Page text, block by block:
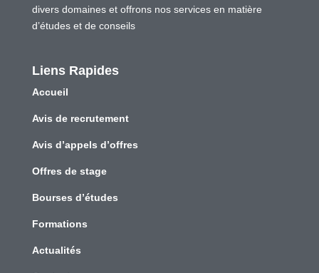
divers domaines et offrons nos services en matière
d’études et de conseils
Liens Rapides
Accueil
Avis de recrutement
Avis d’appels d’offres
Offres de stage
Bourses d’études
Formations
Actualités